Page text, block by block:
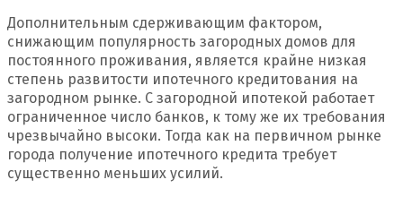
Дополнительным сдерживающим фактором,
снижающим популярность загородных домов для
постоянного проживания, является крайне низкая
степень развитости ипотечного кредитования на
загородном рынке. С загородной ипотекой работает
ограниченное число банков, к тому же их требования
чрезвычайно высоки. Тогда как на первичном рынке
города получение ипотечного кредита требует
существенно меньших усилий.